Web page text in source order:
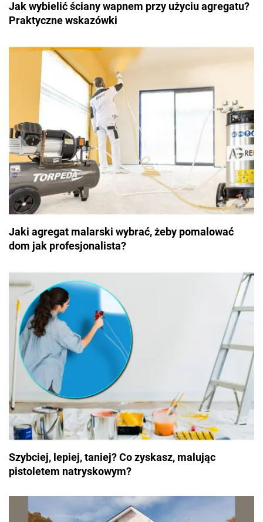
Jak wybielić ściany wapnem przy użyciu agregatu?
Praktyczne wskazówki
Jaki agregat malarski wybrać, żeby pomalować
dom jak profesjonalista?
Szybciej, lepiej, taniej? Co zyskasz, malując
pistoletem natryskowym?